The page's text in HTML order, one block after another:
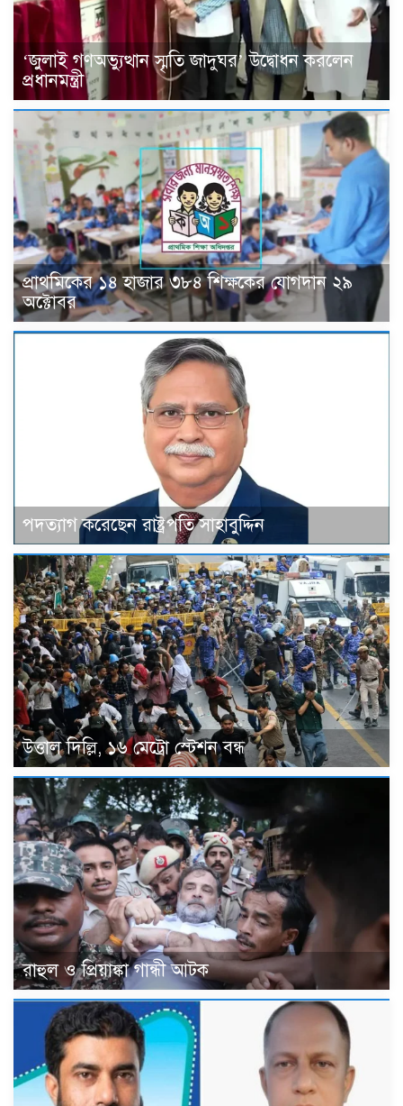
‘জুলাই গণঅভ্যুত্থান স্মৃতি জাদুঘর’ উদ্বোধন করলেন
প্রধানমন্ত্রী
প্রাথমিকের ১৪ হাজার ৩৮৪ শিক্ষকের যোগদান ২৯
অক্টোবর
পদত্যাগ করেছেন রাষ্ট্রপতি সাহাবুদ্দিন
উত্তাল দিল্লি, ১৬ মেট্রো স্টেশন বন্ধ
রাহুল ও প্রিয়াঙ্কা গান্ধী আটক